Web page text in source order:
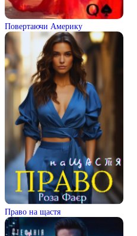
Повертаючи Америку
Право на щастя